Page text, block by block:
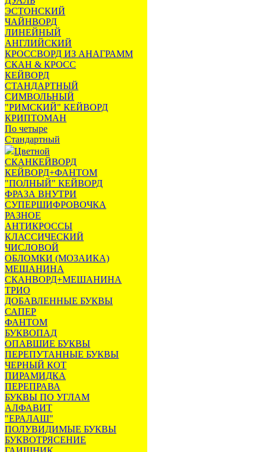
ЭСТОНСКИЙ
ЧАЙНВОРД
ЛИНЕЙНЫЙ
АНГЛИЙСКИЙ
КРОССВОРД ИЗ АНАГРАММ
СКАН & КРОСС
КЕЙВОРД
СТАНДАРТНЫЙ
СИМВОЛЬНЫЙ
"РИМСКИЙ" КЕЙВОРД
КРИПТОМАН
По четыре
Стандартный
Цветной
СКАНКЕЙВОРД
КЕЙВОРД+ФАНТОМ
"ПОЛНЫЙ" КЕЙВОРД
ФРАЗА ВНУТРИ
СУПЕРШИФРОВОЧКА
РАЗНОЕ
АНТИКРОССЫ
КЛАССИЧЕСКИЙ
ЧИСЛОВОЙ
ОБЛОМКИ (МОЗАИКА)
МЕШАНИНА
СКАНВОРД+МЕШАНИНА
ТРИО
ДОБАВЛЕННЫЕ БУКВЫ
САПЕР
ФАНТОМ
БУКВОПАД
ОПАВШИЕ БУКВЫ
ПЕРЕПУТАННЫЕ БУКВЫ
ЧЕРНЫЙ КОТ
ПИРАМИДКА
ПЕРЕПРАВА
БУКВЫ ПО УГЛАМ
АЛФАВИТ
"ЕРАЛАШ"
ПОЛУВИДИМЫЕ БУКВЫ
БУКВОТРЯСЕНИЕ